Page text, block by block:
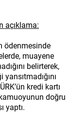
açıklama:
ödenmesinde
muayene
belirterek,
kredi kartı
doğru
yaptı.